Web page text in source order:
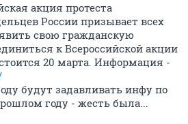
акция протеста
России призывает всех
свою гражданскую
к Всероссийской акции
20 марта. Информация -
будут задавливать инфу по
году - жесть была...